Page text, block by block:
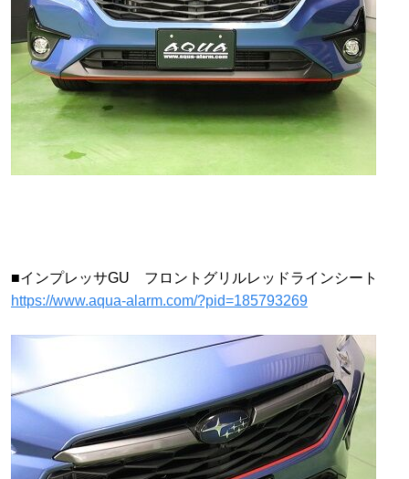
■インプレッサGU フロントグリルレッドラインシート
https://www.aqua-alarm.com/?pid=185793269